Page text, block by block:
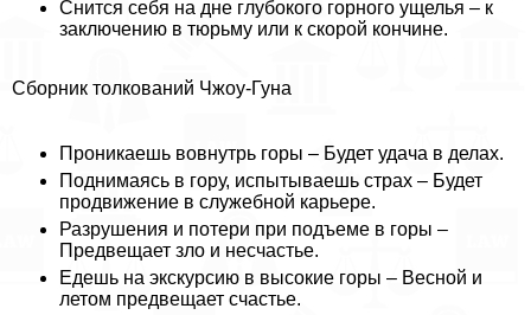
Снится себя на дне глубокого горного ущелья – к
заключению в тюрьму или к скорой кончине.
Сборник толкований Чжоу-Гуна
Проникаешь вовнутрь горы – Будет удача в делах.
Поднимаясь в гору, испытываешь страх – Будет
продвижение в служебной карьере.
Разрушения и потери при подъеме в горы –
Предвещает зло и несчастье.
Едешь на экскурсию в высокие горы – Весной и
летом предвещает счастье.